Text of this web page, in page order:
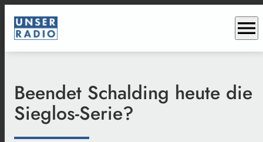
menu
Beendet Schalding heute die
Sieglos-Serie?